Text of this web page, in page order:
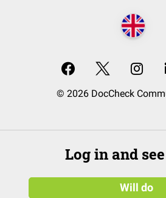
© 2026 DocCheck
Log in and
Will do